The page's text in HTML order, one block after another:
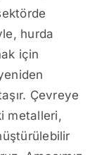
hurda
için
Çevreye
metalleri,